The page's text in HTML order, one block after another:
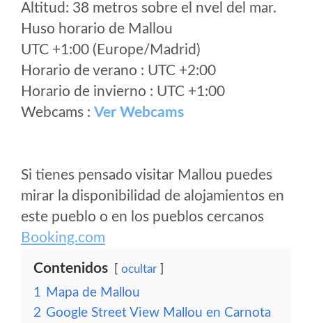
Altitud: 38 metros sobre el nvel del mar.
Huso horario de Mallou
UTC +1:00 (Europe/Madrid)
Horario de verano : UTC +2:00
Horario de invierno : UTC +1:00
Webcams : Ver Webcams
Si tienes pensado visitar Mallou puedes
mirar la disponibilidad de alojamientos en
este pueblo o en los pueblos cercanos
Booking.com
Contenidos ocultar
1 Mapa de Mallou
2 Google Street View Mallou en Carnota